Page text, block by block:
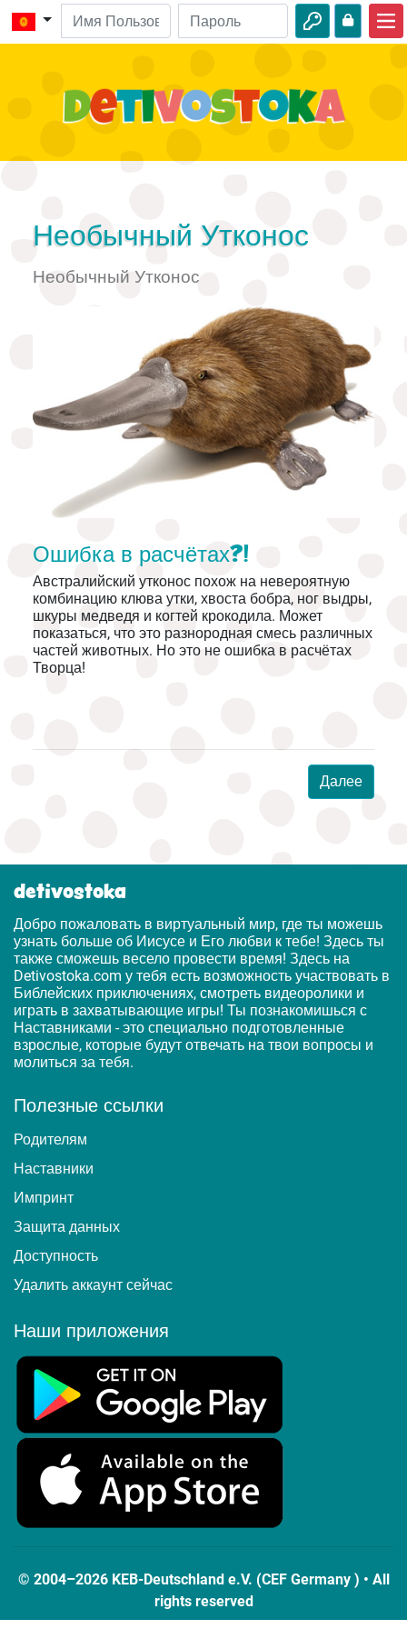
Библейские истории
Необычный Утконос
Необычный Утконос
Ошибка в расчётах?!
Австралийский утконос похож на невероятную
комбинацию клюва утки, хвоста бобра, ног выдры,
шкуры медведя и когтей крокодила. Может
показаться, что это разнородная смесь различных
частей животных. Но это не ошибка в расчётах
Творца!
Далее
detivostoka
Добро пожаловать в виртуальный мир, где ты можешь
узнать больше об Иисусе и Его любви к тебе! Здесь ты
также сможешь весело провести время! Здесь на
Detivostoka.com у тебя есть возможность участвовать в
Библейских приключениях, смотреть видеоролики и
играть в захватывающие игры! Ты познакомишься с
Наставниками - это специально подготовленные
взрослые, которые будут отвечать на твои вопросы и
молиться за тебя.
Полезные ссылки
Родителям
Наставники
Импринт
Защита данных
Доступность
Удалить аккаунт сейчас
Наши приложения
© 2004–2026 KEB-Deutschland e.V. (CEF Germany ) • All
rights reserved